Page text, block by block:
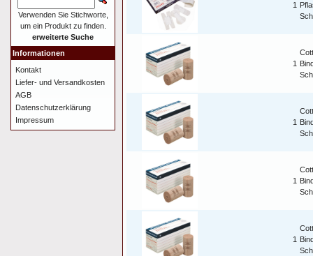
1
1
1
1
1
Verwenden Sie Stichworte,
um ein Produkt zu finden.
erweiterte Suche
Informationen
Kontakt
Liefer- und Versandkosten
AGB
Datenschutzerklärung
Impressum